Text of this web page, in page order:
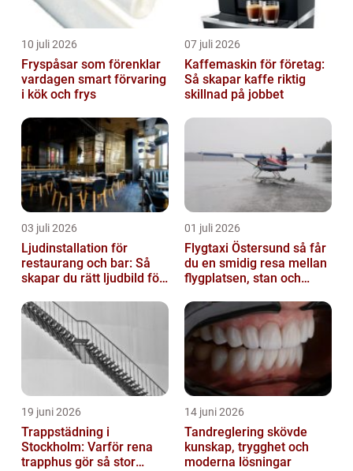
10 juli 2026
Fryspåsar som förenklar
vardagen smart förvaring
i kök och frys
07 juli 2026
Kaffemaskin för företag:
Så skapar kaffe riktig
skillnad på jobbet
03 juli 2026
Ljudinstallation för
restaurang och bar: Så
skapar du rätt ljudbild för
01 juli 2026
Flygtaxi Östersund så får
du en smidig resa mellan
flygplatsen, stan och
19 juni 2026
Trappstädning i
Stockholm: Varför rena
trapphus gör så stor
14 juni 2026
Tandreglering skövde
kunskap, trygghet och
moderna lösningar